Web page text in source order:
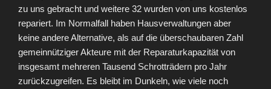
zu uns gebracht und weitere 32 wurden von uns kostenlos
repariert. Im Normalfall haben Hausverwaltungen aber
keine andere Alternative, als auf die überschaubaren Zahl
gemeinnütziger Akteure mit der Reparaturkapazität von
insgesamt mehreren Tausend Schrotträdern pro Jahr
zurückzugreifen. Es bleibt im Dunkeln, wie viele noch